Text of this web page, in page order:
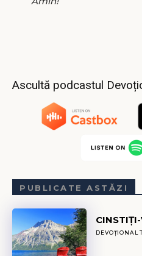
Ascultă podcastul
PUBLICATE ASTĂZI
DEVOȚIONAL